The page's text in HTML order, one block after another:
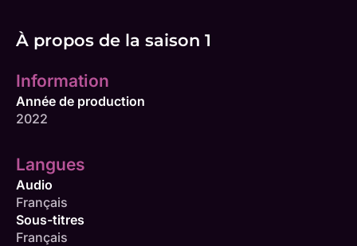
À propos de la saison 1
Information
Année de production
2022
Langues
Audio
Français
Sous-titres
Français